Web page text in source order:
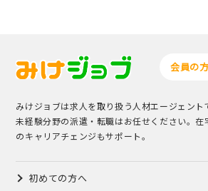
会員の
みけジョブは求人を取り扱う人材エージェント
未経験分野の派遣・転職はお任せください。
のキャリアチェンジもサポート。
初めての方へ